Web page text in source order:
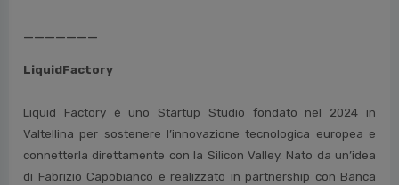
_______
LiquidFactory
Liquid Factory è uno Startup Studio fondato nel 2024 in
Valtellina per sostenere l’innovazione tecnologica europea e
connetterla direttamente con la Silicon Valley. Nato da un’idea
di Fabrizio Capobianco e realizzato in partnership con Banca